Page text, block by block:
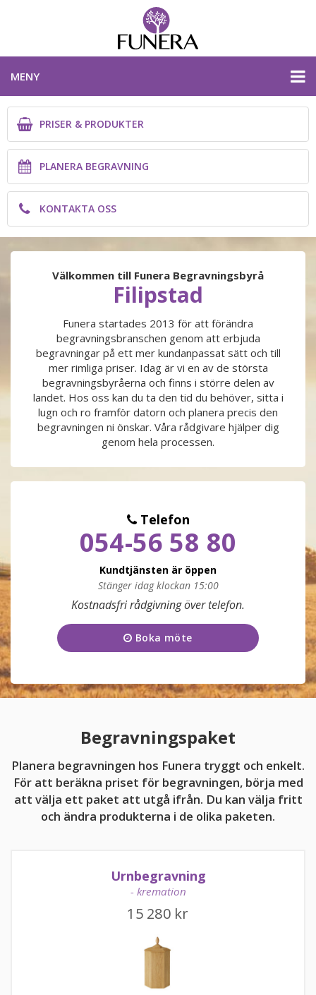
MENY
PRISER & PRODUKTER
PLANERA BEGRAVNING
KONTAKTA OSS
PLANERA BEGRAVNING
PRODUKTER & PRISER
OM BEGRAVNINGAR
JURIDIK
KONTAKTA OSS
054-56 58 80
PRISER & PRODUKTER
PLANERA BEGRAVNING
KONTAKTA OSS
Välkommen till Funera Begravningsbyrå
Filipstad
Funera startades 2013 för att förändra
begravningsbranschen genom att erbjuda
begravningar på ett mer kundanpassat sätt och till
mer rimliga priser. Idag är vi en av de största
begravningsbyråerna och finns i större delen av
landet. Hos oss kan du ta den tid du behöver, sitta i
lugn och ro framför datorn och planera precis den
begravningen ni önskar. Våra rådgivare hjälper dig
genom hela processen.
Telefon
054-56 58 80
Kundtjänsten är öppen
Stänger idag klockan 15:00
Måndag
09:00 - 17:00
Tisdag
09:00 - 17:00
Onsdag
09:00 - 17:00
Fredag
09:00 - 17:00
11:00 - 15:00
kundtjanst@funera.se
Kostnadsfri rådgivning över telefon.
Boka möte
Begravningspaket
Planera begravningen hos Funera tryggt och enkelt.
För att beräkna priset för begravningen, börja med
att välja ett paket att utgå ifrån. Du kan välja fritt
och ändra produkterna i de olika paketen.
Urnbegravning
- kremation
15 280 kr